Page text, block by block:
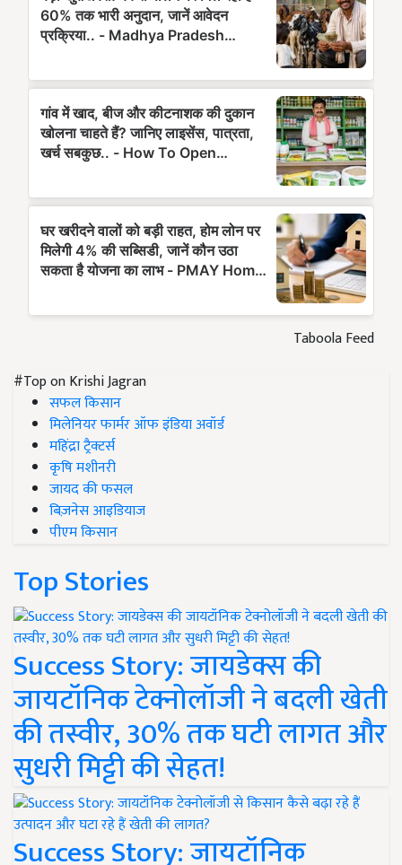
Taboola Feed
#Top on Krishi Jagran
सफल किसान
मिलेनियर फार्मर ऑफ इंडिया अवॉर्ड
महिंद्रा ट्रैक्टर्स
कृषि मशीनरी
जायद की फसल
बिज़नेस आइडियाज
पीएम किसान
Top Stories
Success Story: जायडेक्स की
जायटॉनिक टेक्नोलॉजी ने बदली खेती
की तस्वीर, 30% तक घटी लागत और
सुधरी मिट्टी की सेहत!
Success Story: जायटॉनिक